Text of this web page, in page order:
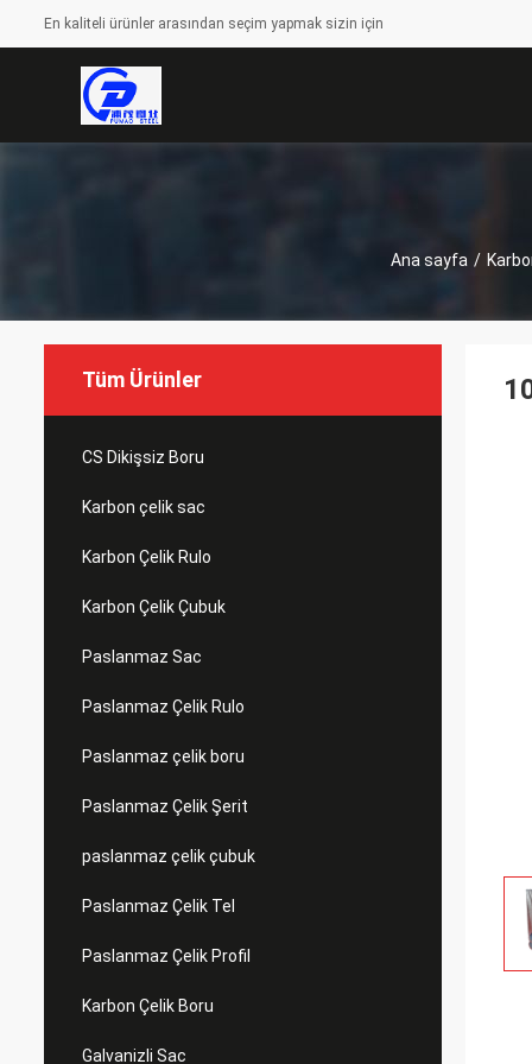
En kaliteli ürünler arasından seçim yapmak sizin için
Ana sayfa /
Tüm Ürünler
CS Dikişsiz Boru
Karbon çelik sac
Karbon Çelik Rulo
Karbon Çelik Çubuk
Paslanmaz Sac
Paslanmaz Çelik Rulo
Paslanmaz çelik boru
Paslanmaz Çelik Şerit
paslanmaz çelik çubuk
Paslanmaz Çelik Tel
Paslanmaz Çelik Profil
Karbon Çelik Boru
Galvanizli Sac